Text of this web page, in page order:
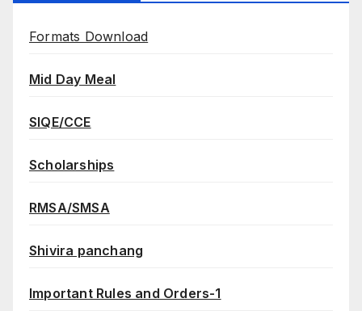
Formats Download
Mid Day Meal
SIQE/CCE
Scholarships
RMSA/SMSA
Shivira panchang
Important Rules and Orders-1